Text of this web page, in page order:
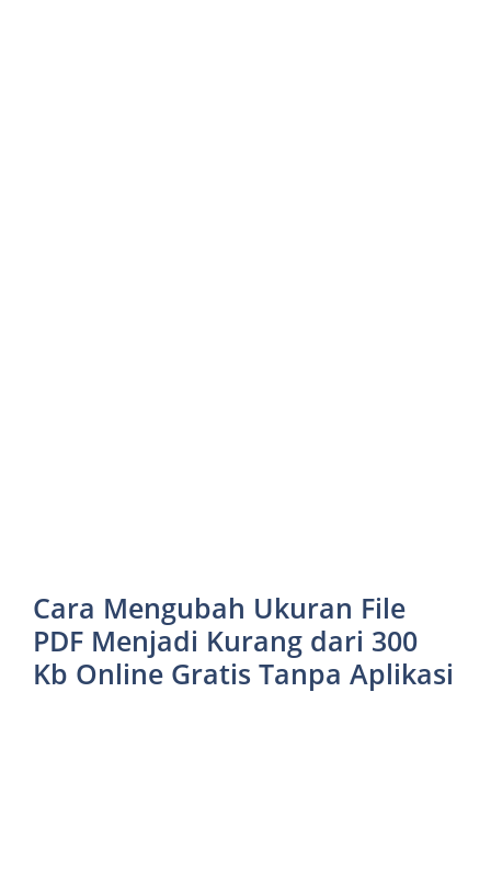
Cara Mengubah Ukuran File
PDF Menjadi Kurang dari 300
Kb Online Gratis Tanpa Aplikasi